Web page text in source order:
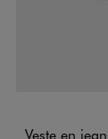
Veste en jean